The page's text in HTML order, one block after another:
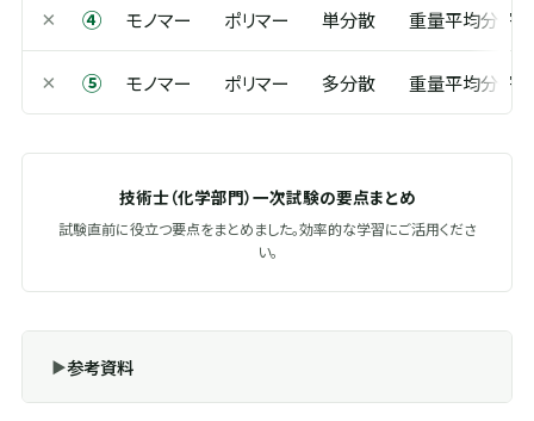
× ④ モノマー ポリマー 単分散 重量平均分子量
× ⑤ モノマー ポリマー 多分散 重量平均分子量
技術士（化学部門）一次試験の要点まとめ
試験直前に役立つ要点をまとめました。効率的な学習にご活用くださ
い。
参考資料